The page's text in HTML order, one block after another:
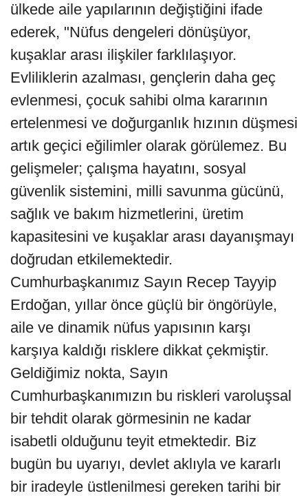
ülkede aile yapılarının değiştiğini ifade
ederek, "Nüfus dengeleri dönüşüyor,
kuşaklar arası ilişkiler farklılaşıyor.
Evliliklerin azalması, gençlerin daha geç
evlenmesi, çocuk sahibi olma kararının
ertelenmesi ve doğurganlık hızının düşmesi
artık geçici eğilimler olarak görülemez. Bu
gelişmeler; çalışma hayatını, sosyal
güvenlik sistemini, milli savunma gücünü,
sağlık ve bakım hizmetlerini, üretim
kapasitesini ve kuşaklar arası dayanışmayı
doğrudan etkilemektedir.
Cumhurbaşkanımız Sayın Recep Tayyip
Erdoğan, yıllar önce güçlü bir öngörüyle,
aile ve dinamik nüfus yapısının karşı
karşıya kaldığı risklere dikkat çekmiştir.
Geldiğimiz nokta, Sayın
Cumhurbaşkanımızın bu riskleri varoluşsal
bir tehdit olarak görmesinin ne kadar
isabetli olduğunu teyit etmektedir. Biz
bugün bu uyarıyı, devlet aklıyla ve kararlı
bir iradeyle üstlenilmesi gereken tarihi bir